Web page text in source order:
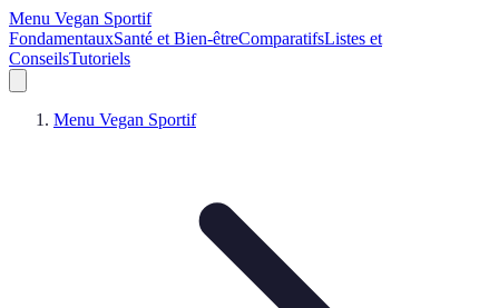
Menu Vegan Sportif
FondamentauxSanté et Bien-êtreComparatifsListes et
ConseilsTutoriels
Menu Vegan Sportif